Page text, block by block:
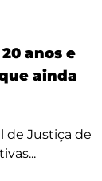
anos e
ainda
de Justiça de